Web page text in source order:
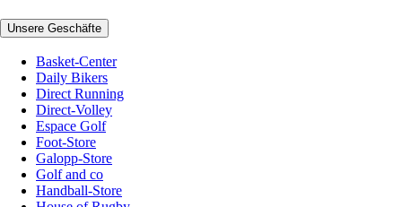
Unsere Geschäfte
Basket-Center
Daily Bikers
Direct Running
Direct-Volley
Espace Golf
Foot-Store
Galopp-Store
Golf and co
Handball-Store